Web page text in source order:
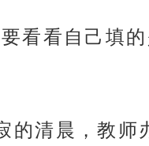
看看自己填
的清晨，教师